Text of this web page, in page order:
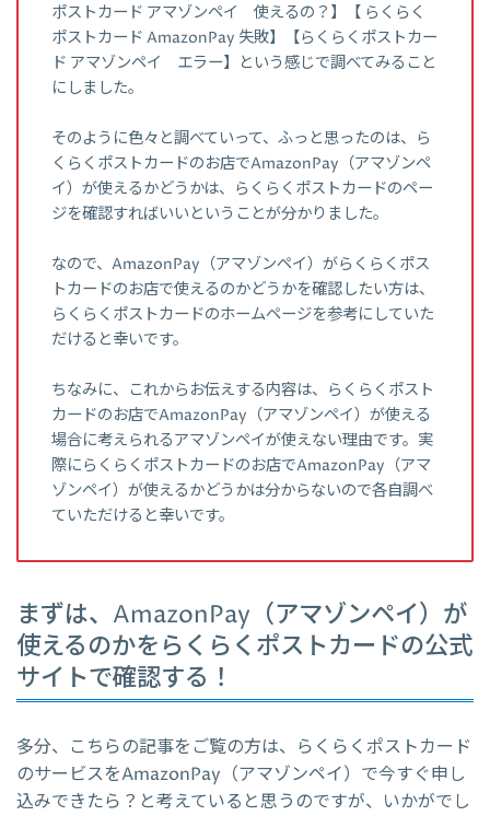
ポストカード アマゾンペイ 使えるの？】【 らくらく
ポストカード AmazonPay 失敗】【らくらくポストカー
ド アマゾンペイ エラー】という感じで調べてみること
にしました。
そのように色々と調べていって、ふっと思ったのは、ら
くらくポストカードのお店でAmazonPay（アマゾンペ
イ）が使えるかどうかは、らくらくポストカードのペー
ジを確認すればいいということが分かりました。
なので、AmazonPay（アマゾンペイ）がらくらくポス
トカードのお店で使えるのかどうかを確認したい方は、
らくらくポストカードのホームページを参考にしていた
だけると幸いです。
ちなみに、これからお伝えする内容は、らくらくポスト
カードのお店でAmazonPay（アマゾンペイ）が使える
場合に考えられるアマゾンペイが使えない理由です。実
際にらくらくポストカードのお店でAmazonPay（アマ
ゾンペイ）が使えるかどうかは分からないので各自調べ
ていただけると幸いです。
まずは、AmazonPay（アマゾンペイ）が
使えるのかをらくらくポストカードの公式
サイトで確認する！
多分、こちらの記事をご覧の方は、らくらくポストカード
のサービスをAmazonPay（アマゾンペイ）で今すぐ申し
込みできたら？と考えていると思うのですが、いかがでし